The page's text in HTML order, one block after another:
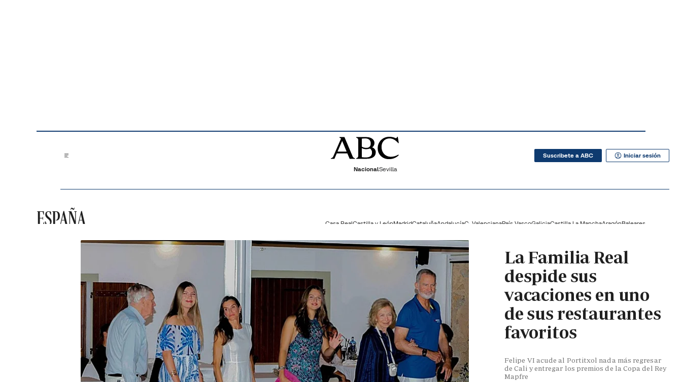
NacionalSevilla
Suscribete a ABC Iniciar sesión
ESPAÑA Casa RealCastilla y LeónMadridCataluñaAndalucíaC. ValencianaPaís VascoGaliciaCastilla La ManchaAragónBaleares
La Familia Real
despide sus
vacaciones en uno
de sus restaurantes
favoritos
Felipe VI acude al Portitxol nada más regresar
de Cali y entregar los premios de la Copa del Rey
Mapfre